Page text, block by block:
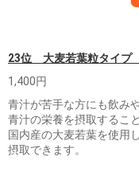
23位 大麦若葉粒タイプ
1,400円
青汁が苦手な方にも飲み
青汁の栄養を摂取するこ
国内産の大麦若葉を使用
摂取できます。